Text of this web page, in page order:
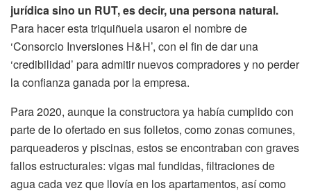
jurídica sino un RUT, es decir, una persona natural.
Para hacer esta triquiñuela usaron el nombre de
‘Consorcio Inversiones H&H’, con el fin de dar una
‘credibilidad’ para admitir nuevos compradores y no perder
la confianza ganada por la empresa.
Para 2020, aunque la constructora ya había cumplido con
parte de lo ofertado en sus folletos, como zonas comunes,
parqueaderos y piscinas, estos se encontraban con graves
fallos estructurales: vigas mal fundidas, filtraciones de
agua cada vez que llovía en los apartamentos, así como